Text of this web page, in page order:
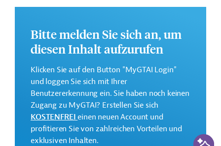
die institutionelle Entwicklung und Koordinierung
des Pflegesystems;
die Konzeption von Strategien für eine effizientere
und qualitativ hochwertigere Pflege von
Kleinkindern und älteren Menschen;
die Professionalisierung und Anerkennung von
Pflegekräften;
die Umsetzung von Strategien für Gleichstellung
und Inklusion.
Bitte melden Sie sich an, um
diesen Inhalt aufzurufen
Klicken Sie auf den Button "MyGTAI Login"
und loggen Sie sich mit Ihrer
Benutzererkennung ein. Sie haben noch keinen
Zugang zu MyGTAI? Erstellen Sie sich
KOSTENFREIeinen neuen Account und
profitieren Sie von zahlreichen Vorteilen und
exklusiven Inhalten.
KI-